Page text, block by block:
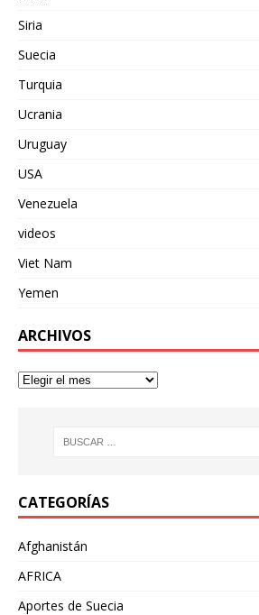
Siria
Suecia
Turquia
Ucrania
Uruguay
USA
Venezuela
videos
Viet Nam
Yemen
ARCHIVOS
CATEGORÍAS
Afghanistán
AFRICA
Aportes de Suecia